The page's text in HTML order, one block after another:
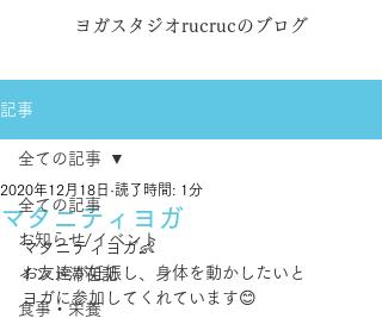
ヨガスタジオrucrucのブログ
記事
全ての記事
お知らせ/イベント
インド滞在記
食事・栄養
全ての記事
マタニティヨガ
2020年12月18日 読了時間: 1分
マタニティヨガ👶
お友達が妊娠し、身体を動かしたいと
ヨガに参加してくれています😊